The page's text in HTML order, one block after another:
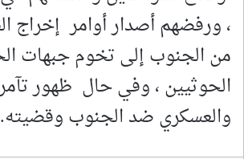
، ورفضهم أصدار أوامر إخراج
من الجنوب إلى تخوم جبهات
الحوثيين ، وفي حال ظهور
والعسكري ضد الجنوب وقضيته.